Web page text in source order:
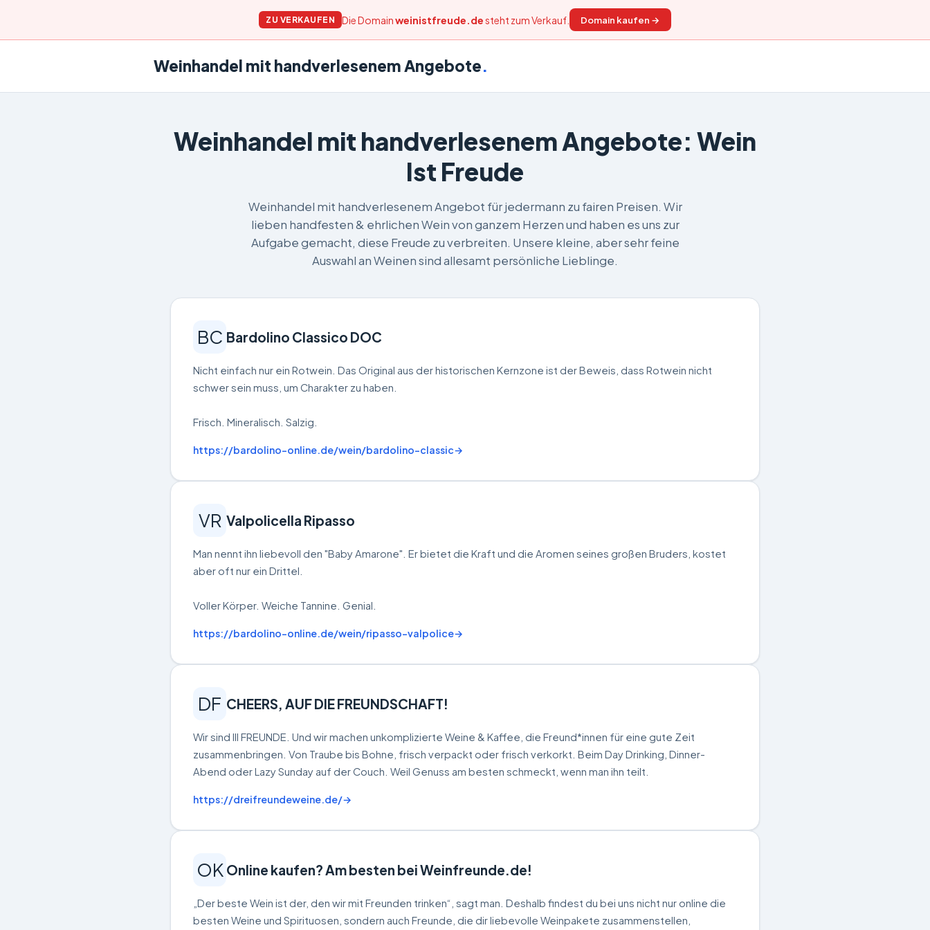
ZU VERKAUFEN Die Domainweinistfreude.desteht zum Verkauf. Domain kaufen →
Weinhandel mit handverlesenem Angebote.
Weinhandel mit handverlesenem Angebote: Wein
Ist Freude
Weinhandel mit handverlesenem Angebot für jedermann zu fairen Preisen. Wir
lieben handfesten & ehrlichen Wein von ganzem Herzen und haben es uns zur
Aufgabe gemacht, diese Freude zu verbreiten. Unsere kleine, aber sehr feine
Auswahl an Weinen sind allesamt persönliche Lieblinge.
BC Bardolino Classico DOC
Nicht einfach nur ein Rotwein. Das Original aus der historischen Kernzone ist der Beweis, dass Rotwein nicht
schwer sein muss, um Charakter zu haben.
Frisch. Mineralisch. Salzig.
https://bardolino-online.de/wein/bardolino-classic
VR Valpolicella Ripasso
Man nennt ihn liebevoll den "Baby Amarone". Er bietet die Kraft und die Aromen seines großen Bruders, kostet
aber oft nur ein Drittel.
Voller Körper. Weiche Tannine. Genial.
https://bardolino-online.de/wein/ripasso-valpolice
DF CHEERS, AUF DIE FREUNDSCHAFT!
Wir sind III FREUNDE. Und wir machen unkomplizierte Weine & Kaffee, die Freund*innen für eine gute Zeit
zusammenbringen. Von Traube bis Bohne, frisch verpackt oder frisch verkorkt. Beim Day Drinking, Dinner-
Abend oder Lazy Sunday auf der Couch. Weil Genuss am besten schmeckt, wenn man ihn teilt.
https://dreifreundeweine.de/
OK Online kaufen? Am besten bei Weinfreunde.de!
„Der beste Wein ist der, den wir mit Freunden trinken“, sagt man. Deshalb findest du bei uns nicht nur online die
besten Weine und Spirituosen, sondern auch Freunde, die dir liebevolle Weinpakete zusammenstellen,